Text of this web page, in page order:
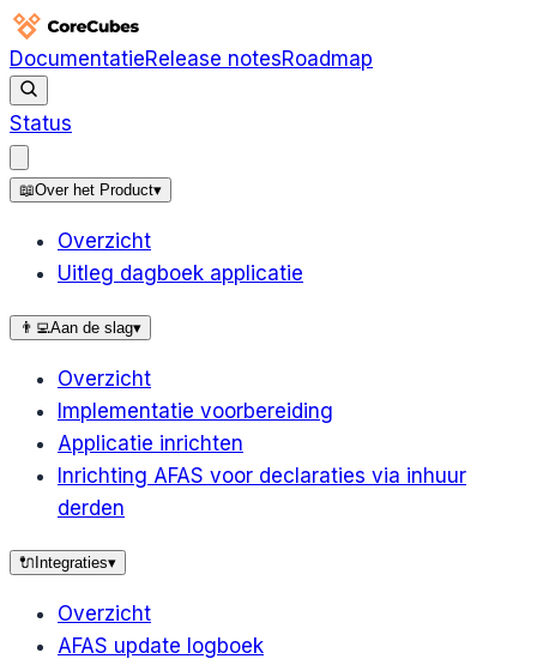
DocumentatieRelease notesRoadmap
Status
📖Over het Product▾
Overzicht
Uitleg dagboek applicatie
👨‍💻Aan de slag▾
Overzicht
Implementatie voorbereiding
Applicatie inrichten
Inrichting AFAS voor declaraties via inhuur
derden
🔌 Integraties▾
Overzicht
AFAS update logboek